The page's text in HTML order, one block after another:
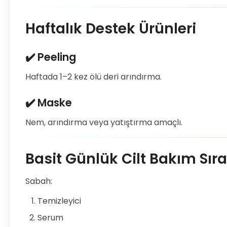
Haftalık Destek Ürünleri
✔️ Peeling
Haftada 1–2 kez ölü deri arındırma.
✔️ Maske
Nem, arındırma veya yatıştırma amaçlı.
Basit Günlük Cilt Bakım
Sabah:
Temizleyici
Serum